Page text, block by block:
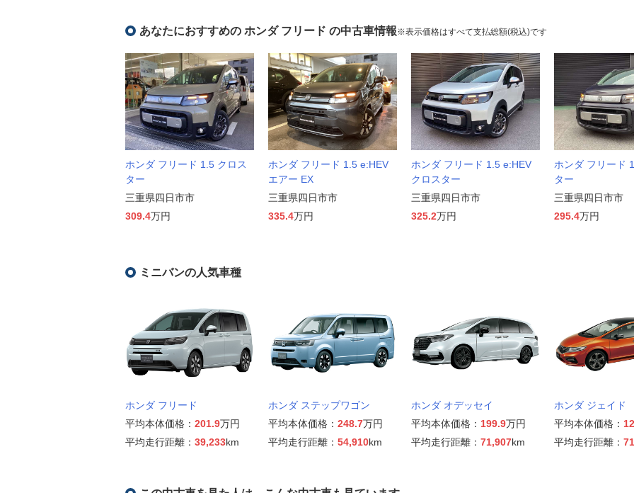
あなたにおすすめの ホンダ フリード の中古車情報※表示価格はすべて支払総額(税込)です
ホンダ フリード 1.5 クロス
ター
三重県四日市市
309.4万円
ホンダ フリード 1.5 e:HEV
エアー EX
三重県四日市市
335.4万円
ホンダ フリード 1.5 e:HEV
クロスター
三重県四日市市
325.2万円
ホンダ フリード
ター
三重県四日市市
295.4万円
ミニバンの人気車種
ホンダ フリード
平均本体価格： 201.9万円
平均走行距離： 39,233km
ホンダ ステップワゴン
平均本体価格： 248.7万円
平均走行距離： 54,910km
ホンダ オデッセイ
平均本体価格： 199.9万円
平均走行距離： 71,907km
ホンダ ジェイド
平均本体価格：
平均走行距離：